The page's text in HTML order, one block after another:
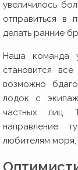
увеличилось
отправиться в
делать ранние
Наша команда
становится
возможно
лодок с
частных лиц.
направление
любителям моря,